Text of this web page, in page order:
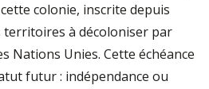
colonie, inscrite depuis
territoires à décoloniser par
Nations Unies. Cette échéance
futur : indépendance ou